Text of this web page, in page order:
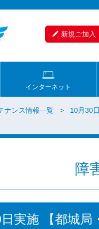
新規ご加入
インターネット
ナンス情報一覧 10月30
障
実施 【都城